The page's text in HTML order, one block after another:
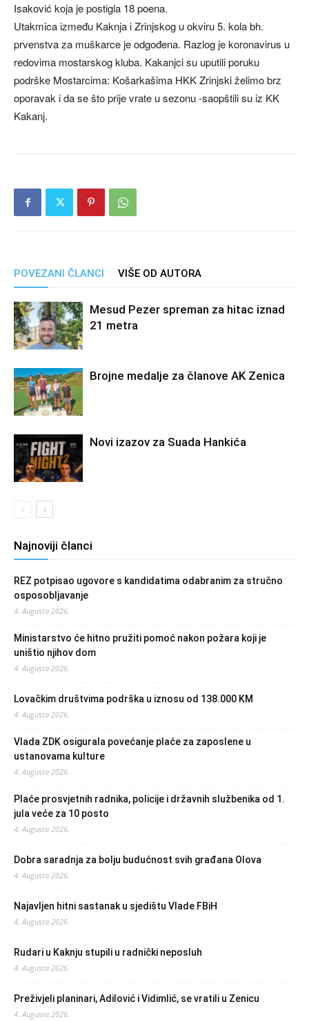
Isaković koja je postigla 18 poena.
Utakmica između Kaknja i Zrinjskog u okviru 5. kola bh.
prvenstva za muškarce je odgođena. Razlog je koronavirus u
redovima mostarskog kluba. Kakanjci su uputili poruku
podrške Mostarcima: Košarkašima HKK Zrinjski želimo brz
oporavak i da se što prije vrate u sezonu -saopštili su iz KK
Kakanj.
POVEZANI ČLANCI VIŠE OD AUTORA
Mesud Pezer spreman za hitac iznad
21 metra
Brojne medalje za članove AK Zenica
Novi izazov za Suada Hankića
Najnoviji članci
REZ potpisao ugovore s kandidatima odabranim za stručno
osposobljavanje
4. Augusta 2026.
Ministarstvo će hitno pružiti pomoć nakon požara koji je
uništio njihov dom
4. Augusta 2026.
Lovačkim društvima podrška u iznosu od 138.000 KM
4. Augusta 2026.
Vlada ZDK osigurala povećanje plaće za zaposlene u
ustanovama kulture
4. Augusta 2026.
Plaće prosvjetnih radnika, policije i državnih službenika od 1.
jula veće za 10 posto
4. Augusta 2026.
Dobra saradnja za bolju budućnost svih građana Olova
4. Augusta 2026.
Najavljen hitni sastanak u sjedištu Vlade FBiH
4. Augusta 2026.
Rudari u Kaknju stupili u radnički neposluh
4. Augusta 2026.
Preživjeli planinari, Adilović i Vidimlić, se vratili u Zenicu
4. Augusta 2026.